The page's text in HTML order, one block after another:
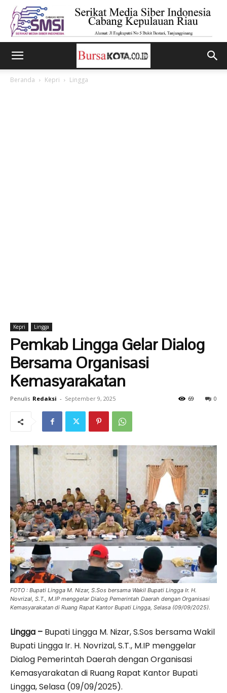
Beranda Kepri Lingga
Kepri Lingga
Pemkab Lingga Gelar Dialog
Bersama Organisasi
Kemasyarakatan
Penulis Redaksi - September 9, 2025 0
69
FOTO : Bupati Lingga M. Nizar, S.Sos bersama Wakil Bupati Lingga Ir. H.
Novrizal, S.T., M.IP menggelar Dialog Pemerintah Daerah dengan Organisasi
Kemasyarakatan di Ruang Rapat Kantor Bupati Lingga, Selasa (09/09/2025).
Lingga – Bupati Lingga M. Nizar, S.Sos bersama Wakil
Bupati Lingga Ir. H. Novrizal, S.T., M.IP menggelar
Dialog Pemerintah Daerah dengan Organisasi
Kemasyarakatan di Ruang Rapat Kantor Bupati
Lingga, Selasa (09/09/2025).